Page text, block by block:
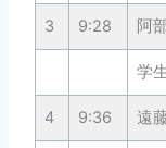
3 9:28 阿
学
4 9:36 遠